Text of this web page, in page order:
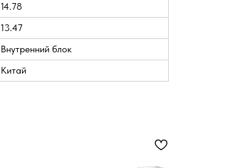
14.78
13.47
Внутренний блок
Китай